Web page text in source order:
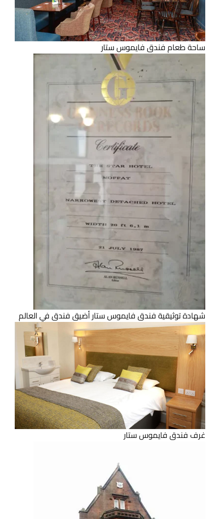
ساحة طعام فندق فايموس ستار
شهادة توثيقية فندق فايموس ستار أضيق فندق في العالم
غرف فندق فايموس ستار